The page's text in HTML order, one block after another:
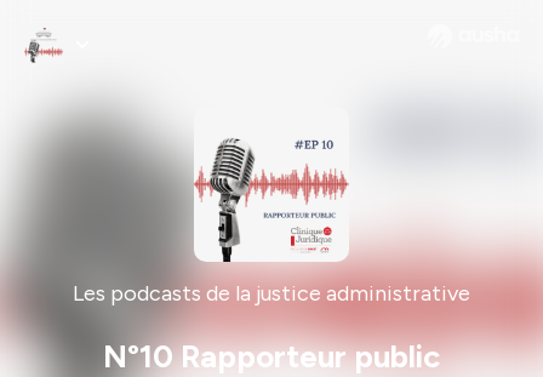
Les podcasts de la justice administrative
N°10 Rapporteur public